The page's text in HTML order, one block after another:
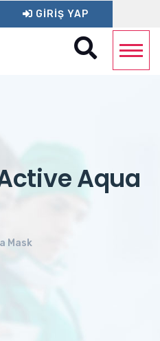
GIRIŞ YAP
Aqua
Mask